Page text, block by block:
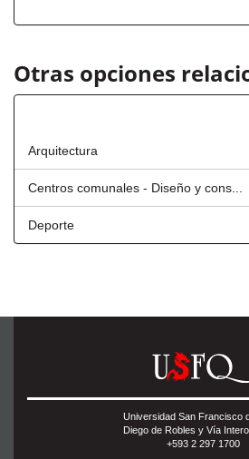
Otras opciones
Arquitectura
Centros comunales - Diseño y cons...
Deporte
Universidad San Francisco
Diego de Robles y Vía
+593 2 297 1700